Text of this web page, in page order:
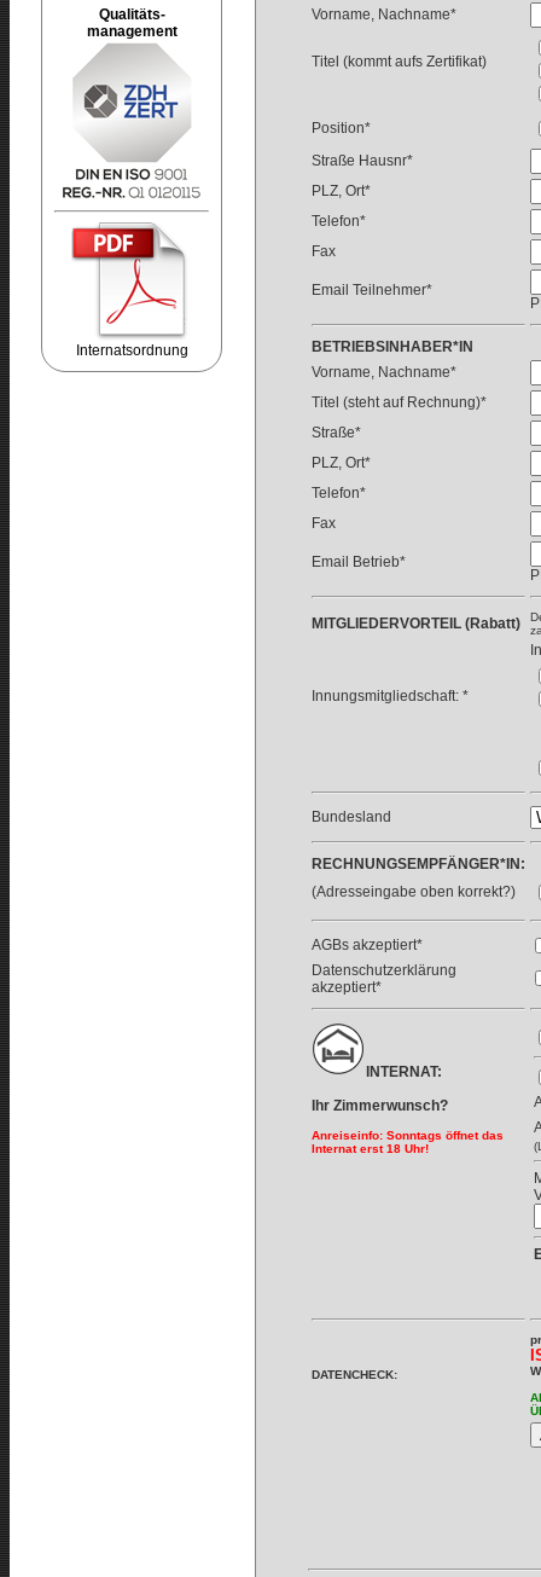
Qualitäts-
management
Internatsordnung
Vorname, Nachname*
Titel (kommt aufs Zertifikat)
Position*
Straße Hausnr*
PLZ, Ort*
Telefon*
Fax
Email Teilnehmer*
BETRIEBSINHABER*IN
Vorname, Nachname*
Titel (steht auf Rechnung)*
Straße*
PLZ, Ort*
Telefon*
Fax
Email Betrieb*
MITGLIEDERVORTEIL (Rabatt)
Innungsmitgliedschaft: *
Bundesland
RECHNUNGSEMPFÄNGER*IN:
(Adresseingabe oben korrekt?)
AGBs akzeptiert*
Datenschutzerklärung
akzeptiert*
INTERNAT:
Ihr Zimmerwunsch?
Anreiseinfo: Sonntags öffnet das
Internat erst 18 Uhr!
DATENCHECK: